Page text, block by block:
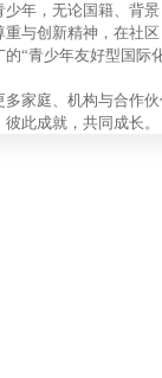
年，无论国籍、背
重与创新精神，在社
“青少年友好型国际
家庭、机构与合作
此成就，共同成长。